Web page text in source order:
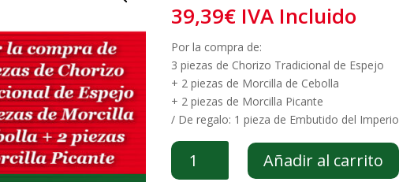
39,39€ IVA Incluido
Por la compra de:
3 piezas de Chorizo Tradicional de Espejo
+ 2 piezas de Morcilla de Cebolla
+ 2 piezas de Morcilla Picante
/ De regalo: 1 pieza de Embutido del Imperio
Oferta
Añadir al carrito